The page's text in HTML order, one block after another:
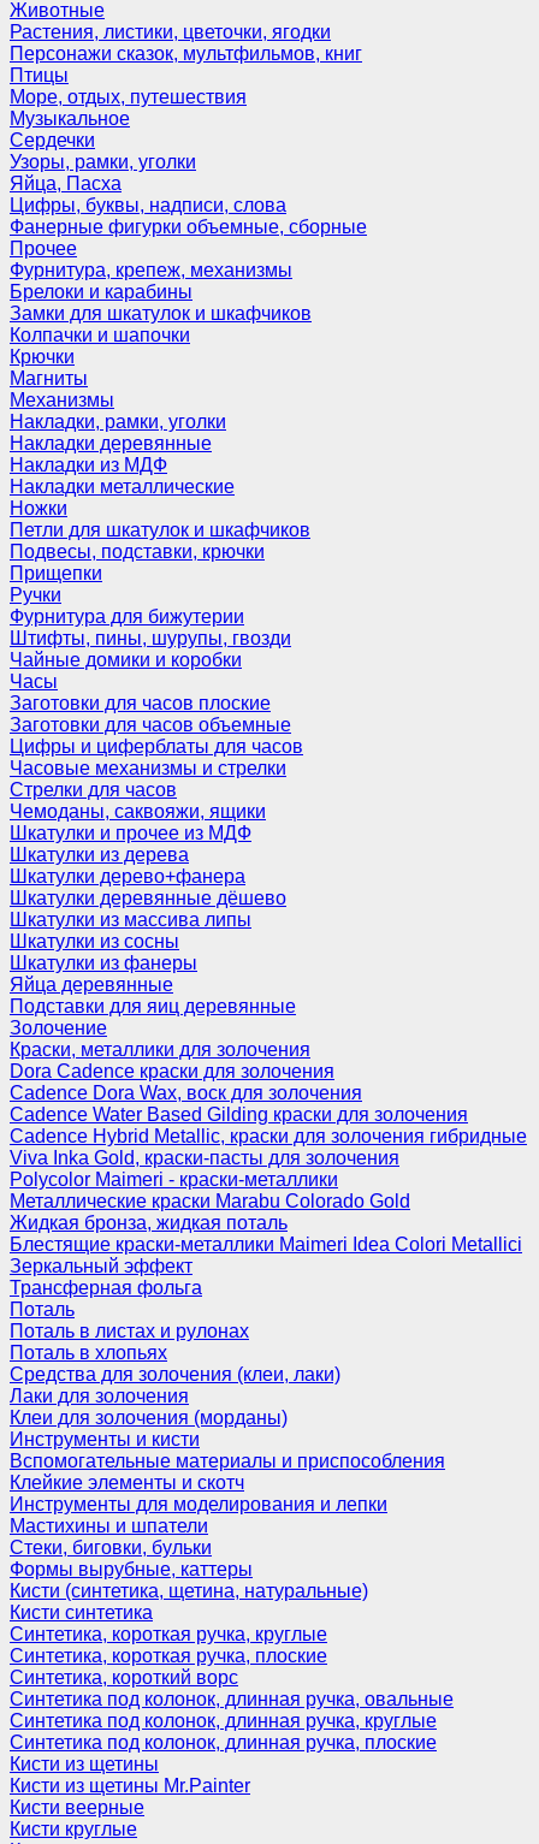
Животные
Растения, листики, цветочки, ягодки
Персонажи сказок, мультфильмов, книг
Птицы
Море, отдых, путешествия
Музыкальное
Сердечки
Узоры, рамки, уголки
Яйца, Пасха
Цифры, буквы, надписи, слова
Фанерные фигурки объемные, сборные
Прочее
Фурнитура, крепеж, механизмы
Брелоки и карабины
Замки для шкатулок и шкафчиков
Колпачки и шапочки
Крючки
Магниты
Механизмы
Накладки, рамки, уголки
Накладки деревянные
Накладки из МДФ
Накладки металлические
Ножки
Петли для шкатулок и шкафчиков
Подвесы, подставки, крючки
Прищепки
Ручки
Фурнитура для бижутерии
Штифты, пины, шурупы, гвозди
Чайные домики и коробки
Часы
Заготовки для часов плоские
Заготовки для часов объемные
Цифры и циферблаты для часов
Часовые механизмы и стрелки
Стрелки для часов
Чемоданы, саквояжи, ящики
Шкатулки и прочее из МДФ
Шкатулки из дерева
Шкатулки дерево+фанера
Шкатулки деревянные дёшево
Шкатулки из массива липы
Шкатулки из сосны
Шкатулки из фанеры
Яйца деревянные
Подставки для яиц деревянные
Золочение
Краски, металлики для золочения
Dora Cadence краски для золочения
Cadence Dora Wax, воск для золочения
Cadence Water Based Gilding краски для золочения
Cadence Hybrid Metallic, краски для золочения гибридные
Viva Inka Gold, краски-пасты для золочения
Polycolor Maimeri - краски-металлики
Металлические краски Marabu Colorado Gold
Жидкая бронза, жидкая поталь
Блестящие краски-металлики Maimeri Idea Colori Metallici
Зеркальный эффект
Трансферная фольга
Поталь
Поталь в листах и рулонах
Поталь в хлопьях
Средства для золочения (клеи, лаки)
Лаки для золочения
Клеи для золочения (морданы)
Инструменты и кисти
Вспомогательные материалы и приспособления
Клейкие элементы и скотч
Инструменты для моделирования и лепки
Мастихины и шпатели
Стеки, биговки, бульки
Формы вырубные, каттеры
Кисти (синтетика, щетина, натуральные)
Кисти синтетика
Синтетика, короткая ручка, круглые
Синтетика, короткая ручка, плоские
Синтетика, короткий ворс
Синтетика под колонок, длинная ручка, овальные
Синтетика под колонок, длинная ручка, круглые
Синтетика под колонок, длинная ручка, плоские
Кисти из щетины
Кисти из щетины Mr.Painter
Кисти веерные
Кисти круглые